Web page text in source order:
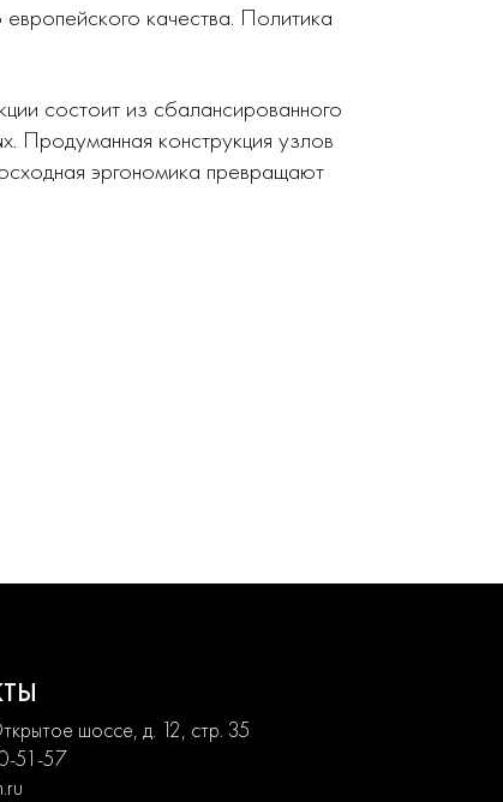
качества. Политика
состоит из сбалансированного
Продуманная конструкция узлов
эргономика превращают
шоссе, д. 12, стр. 35
51-57